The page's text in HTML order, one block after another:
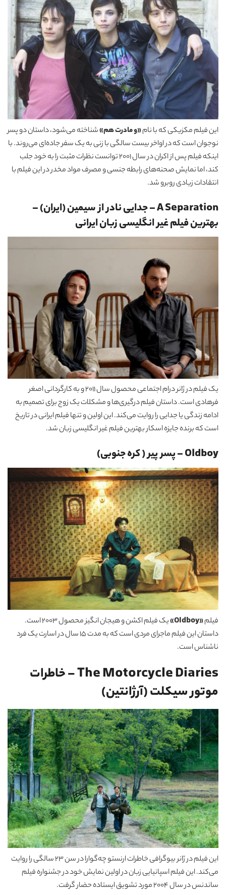
این فیلم مکزیکی که با نام«و مادرت هم»شناخته می‌شود، داستان دو پسر
نوجوان است که در اواخر بیست سالگی با زنی به یک سفر جاده‌ای می‌روند. با
اینکه فیلم پس از اکران در سال 2001 توانست نظرات مثبت را به خود جلب
کند، اما نمایش صحنه‌های رابطه جنسی و مصرف مواد مخدر در این فیلم با
انتقادات زیادی روبرو شد.
A Separation – جدایی نادر از سیمین (ایران) –
بهترین فیلم غیر انگلیسی زبان ایرانی
یک فیلم در ژانر درام اجتماعی محصول سال 2011 و به کارگردانی اصغر
فرهادی است. داستان فیلم درگیری‌ها و مشکلات یک زوج برای تصمیم به
ادامه زندگی یا جدایی را روایت می‌کند. این اولین و تنها فیلم ایرانی در تاریخ
است که برنده جایزه اسکار بهترین فیلم غیر انگلیسی زبان شد.
Oldboy – پسر پیر ( کره جنوبی)
فیلم«Oldboy»
یک فیلم اکشن و هیجان انگیز محصول 2003 است.
داستان این فیلم ماجرای مردی است که به مدت 15 سال در اسارت یک فرد
ناشناس است.
The Motorcycle Diaries – خاطرات
موتور سیکلت (آرژانتین)
این فیلم در ژانر بیوگرافی خاطرات ارنستو چه‌گوارا در سن 23 سالگی را روایت
می‌کند. این فیلم اسپانیایی زبان در اولین نمایش خود در جشنواره فیلم
ساندنس در سال 2004 مورد تشویق ایستاده حضار گرفت.